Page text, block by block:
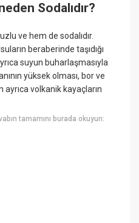
Sodalıdır?
ve hem de sodalıdır.
beraberinde taşıdığı
suyun buharlaşmasıyla
yüksek olması, bor ve
ayrıca volkanik kayaçların
tamamını burada okuyun: